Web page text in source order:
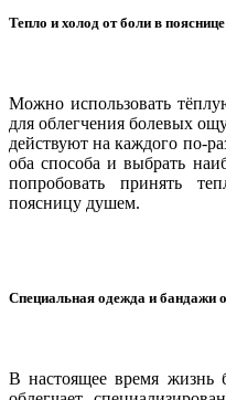
Тепло и холод от боли в
Можно использовать
для облегчения болевых
действуют на каждого по-
оба способа и выбрать
попробовать принять
поясницу душем.
Специальная одежда и бандажи
В настоящее время жизнь